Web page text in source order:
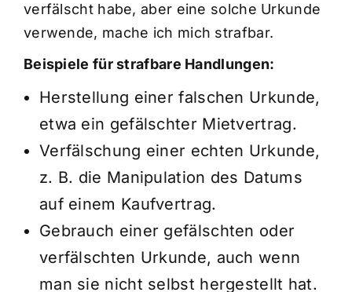
verfälscht habe, aber eine solche Urkunde
verwende, mache ich mich strafbar.
Beispiele für strafbare Handlungen:
Herstellung einer falschen Urkunde,
etwa ein gefälschter Mietvertrag.
Verfälschung einer echten Urkunde,
z. B. die Manipulation des Datums
auf einem Kaufvertrag.
Gebrauch einer gefälschten oder
verfälschten Urkunde, auch wenn
man sie nicht selbst hergestellt hat.